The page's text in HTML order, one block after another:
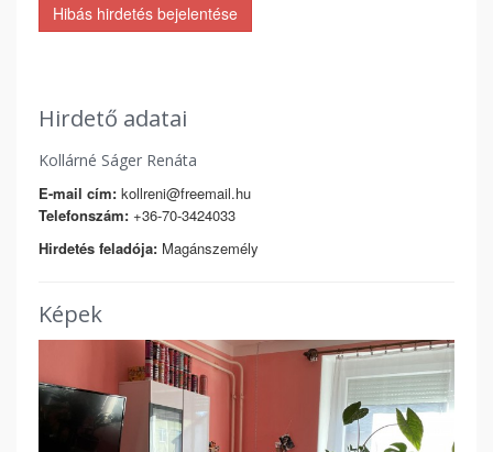
Hibás hirdetés bejelentése
Hirdető adatai
Kollárné Ságer Renáta
E-mail cím: kollreni@freemail.hu
Telefonszám: +36-70-3424033
Hirdetés feladója: Magánszemély
Képek